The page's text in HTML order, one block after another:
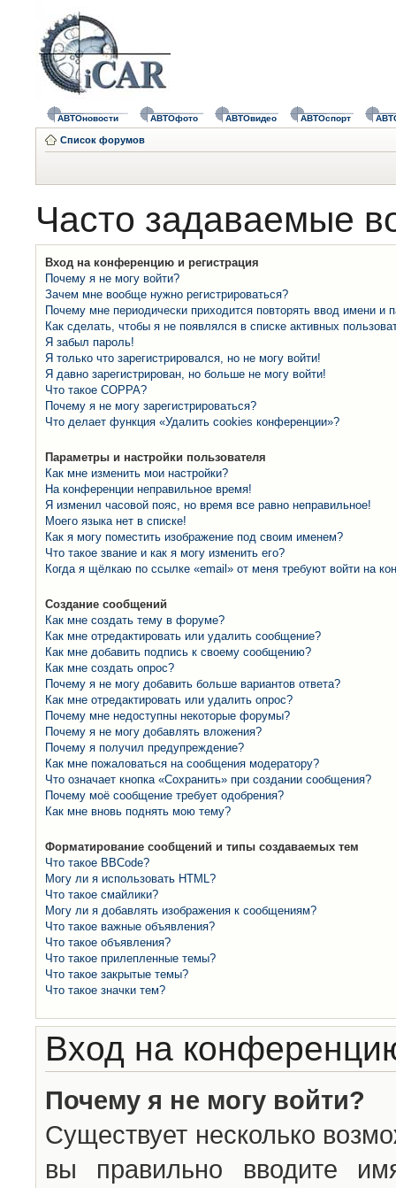
АВТОновости АВТОфото АВТОвидео АВТОспорт
Список форумов
Часто задаваемые
Вход на конференцию и регистрация
Почему я не могу войти?
Зачем мне вообще нужно регистрироваться?
Почему мне периодически приходится повторять ввод имени и
Как сделать, чтобы я не появлялся в списке активных
Я забыл пароль!
Я только что зарегистрировался, но не могу войти!
Я давно зарегистрирован, но больше не могу войти!
Что такое COPPA?
Почему я не могу зарегистрироваться?
Что делает функция «Удалить cookies конференции»?
Параметры и настройки пользователя
Как мне изменить мои настройки?
На конференции неправильное время!
Я изменил часовой пояс, но время все равно неправильное!
Моего языка нет в списке!
Как я могу поместить изображение под своим именем?
Что такое звание и как я могу изменить его?
Когда я щёлкаю по ссылке «email» от меня требуют войти на
Создание сообщений
Как мне создать тему в форуме?
Как мне отредактировать или удалить сообщение?
Как мне добавить подпись к своему сообщению?
Как мне создать опрос?
Почему я не могу добавить больше вариантов ответа?
Как мне отредактировать или удалить опрос?
Почему мне недоступны некоторые форумы?
Почему я не могу добавлять вложения?
Почему я получил предупреждение?
Как мне пожаловаться на сообщения модератору?
Что означает кнопка «Сохранить» при создании сообщения?
Почему моё сообщение требует одобрения?
Как мне вновь поднять мою тему?
Форматирование сообщений и типы создаваемых тем
Что такое BBCode?
Могу ли я использовать HTML?
Что такое смайлики?
Могу ли я добавлять изображения к сообщениям?
Что такое важные объявления?
Что такое объявления?
Что такое прилепленные темы?
Что такое закрытые темы?
Что такое значки тем?
Вход на
Почему я не могу войти?
Существует несколько
вы правильно вводите